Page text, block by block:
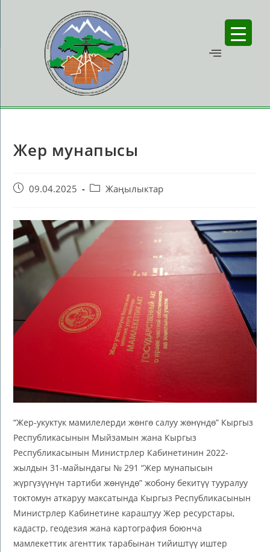
Жер мунапысы
09.04.2025 Жаңылыктар
“Жер-укуктук мамилелерди жөнгө салуу жөнүндө” Кыргыз
Республикасынын Мыйзамын жана Кыргыз
Республикасынын Министрлер Кабинетинин 2022-
жылдын 31-майындагы № 291 “Жер мунапысын
жүргүзүүнүн тартиби жөнүндө” жобону бекитүү тууралуу
токтомун аткаруу максатында Кыргыз Республикасынын
Министрлер Кабинетине караштуу Жер ресурстары,
кадастр, геодезия жана картография боюнча
мамлекеттик агенттик тарабынан тийиштүү иштер